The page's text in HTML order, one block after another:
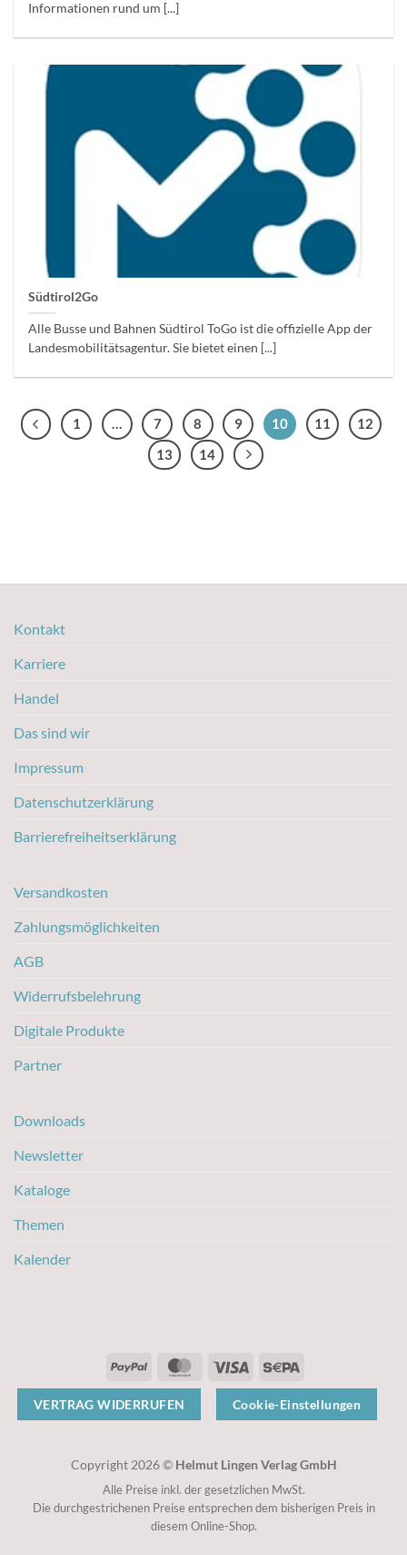
Informationen rund um [...]
Südtirol2Go
Alle Busse und Bahnen Südtirol ToGo ist die offizielle App der
Landesmobilitätsagentur. Sie bietet einen [...]
1 … 7 8 9 10 11
12
13
14
Kontakt
Karriere
Handel
Das sind wir
Impressum
Datenschutzerklärung
Barrierefreiheitserklärung
Versandkosten
Zahlungsmöglichkeiten
AGB
Widerrufsbelehrung
Digitale Produkte
Partner
Downloads
Newsletter
Kataloge
Themen
Kalender
PayPal MasterCard
Visa Sepa
VERTRAG WIDERRUFEN Cookie-Einstellungen
Copyright 2026 © Helmut Lingen Verlag GmbH
Alle Preise inkl. der gesetzlichen MwSt.
Die durchgestrichenen Preise entsprechen dem bisherigen Preis in
diesem Online-Shop.